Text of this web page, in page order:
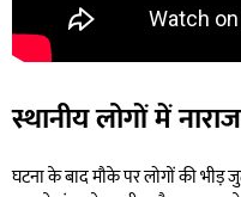
स्थानीय लोगों में
घटना के बाद मौके पर लोगों की भीड़